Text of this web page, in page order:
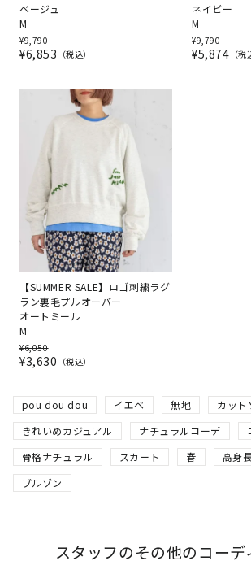
ベージュ
M
¥9,790
¥6,853 税込
ネイビー
M
¥9,790
¥5,874 税
【SUMMER SALE】ロゴ刺繍ラグ
ラン裏毛プルオーバー
オートミール
M
¥6,050
¥3,630 税込
pou dou dou イエベ 無地
カット
きれいめカジュアル
ナチュラルコーデ
骨格ナチュラル
スカート 春 高身
ブルゾン
スタッフのその他のコーデ